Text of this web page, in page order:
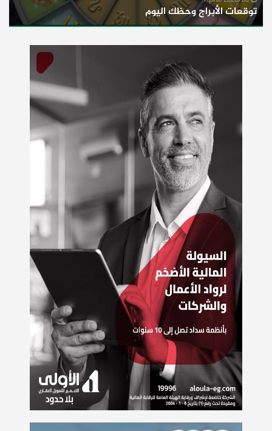
توقعات الأبراج وحظك اليوم